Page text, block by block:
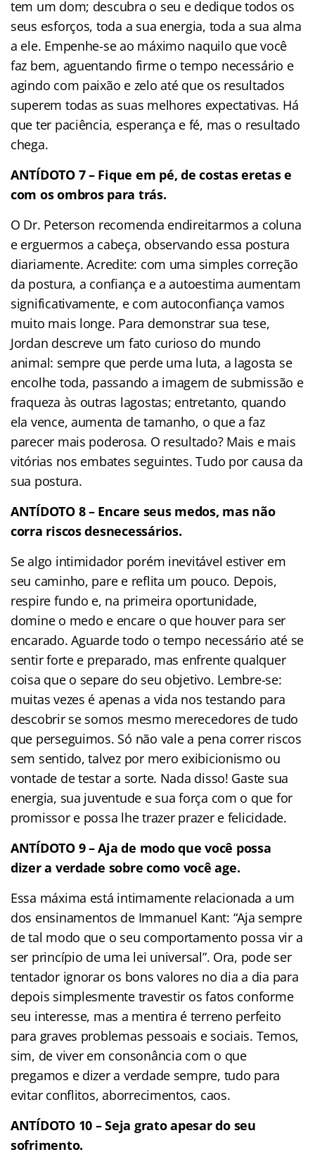
tem um dom; descubra o seu e dedique todos os
seus esforços, toda a sua energia, toda a sua alma
a ele. Empenhe-se ao máximo naquilo que você
faz bem, aguentando firme o tempo necessário e
agindo com paixão e zelo até que os resultados
superem todas as suas melhores expectativas. Há
que ter paciência, esperança e fé, mas o resultado
chega.
ANTÍDOTO 7 – Fique em pé, de costas eretas e
com os ombros para trás.
O Dr. Peterson recomenda endireitarmos a coluna
e erguermos a cabeça, observando essa postura
diariamente. Acredite: com uma simples correção
da postura, a confiança e a autoestima aumentam
significativamente, e com autoconfiança vamos
muito mais longe. Para demonstrar sua tese,
Jordan descreve um fato curioso do mundo
animal: sempre que perde uma luta, a lagosta se
encolhe toda, passando a imagem de submissão e
fraqueza às outras lagostas; entretanto, quando
ela vence, aumenta de tamanho, o que a faz
parecer mais poderosa. O resultado? Mais e mais
vitórias nos embates seguintes. Tudo por causa da
sua postura.
ANTÍDOTO 8 – Encare seus medos, mas não
corra riscos desnecessários.
Se algo intimidador porém inevitável estiver em
seu caminho, pare e reflita um pouco. Depois,
respire fundo e, na primeira oportunidade,
domine o medo e encare o que houver para ser
encarado. Aguarde todo o tempo necessário até se
sentir forte e preparado, mas enfrente qualquer
coisa que o separe do seu objetivo. Lembre-se:
muitas vezes é apenas a vida nos testando para
descobrir se somos mesmo merecedores de tudo
que perseguimos. Só não vale a pena correr riscos
sem sentido, talvez por mero exibicionismo ou
vontade de testar a sorte. Nada disso! Gaste sua
energia, sua juventude e sua força com o que for
promissor e possa lhe trazer prazer e felicidade.
ANTÍDOTO 9 – Aja de modo que você possa
dizer a verdade sobre como você age.
Essa máxima está intimamente relacionada a um
dos ensinamentos de Immanuel Kant: “Aja sempre
de tal modo que o seu comportamento possa vir a
ser princípio de uma lei universal”. Ora, pode ser
tentador ignorar os bons valores no dia a dia para
depois simplesmente travestir os fatos conforme
seu interesse, mas a mentira é terreno perfeito
para graves problemas pessoais e sociais. Temos,
sim, de viver em consonância com o que
pregamos e dizer a verdade sempre, tudo para
evitar conflitos, aborrecimentos, caos.
ANTÍDOTO 10 – Seja grato apesar do seu
sofrimento.